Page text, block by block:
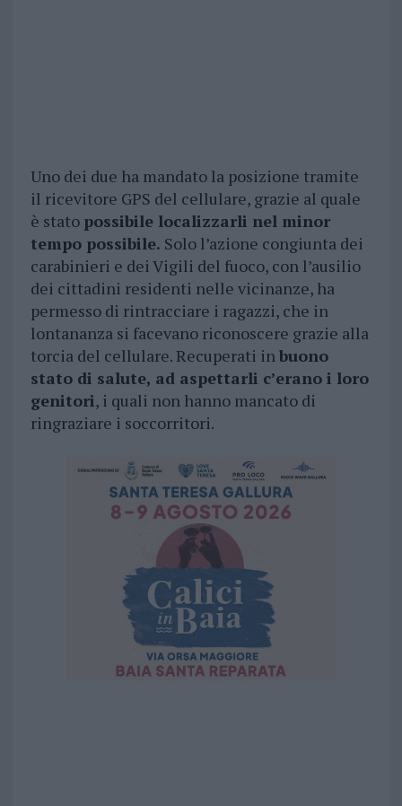
Uno dei due ha mandato la posizione tramite
il ricevitore GPS del cellulare, grazie al quale
è stato possibile localizzarli nel minor
tempo possibile. Solo l’azione congiunta dei
carabinieri e dei Vigili del fuoco, con l’ausilio
dei cittadini residenti nelle vicinanze, ha
permesso di rintracciare i ragazzi, che in
lontananza si facevano riconoscere grazie alla
torcia del cellulare. Recuperati inbuono
stato di salute, ad aspettarli c’erano i loro
genitori, i quali non hanno mancato di
ringraziare i soccorritori.